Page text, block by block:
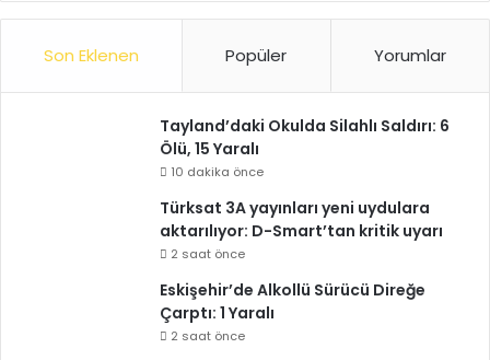
Son Eklenen Popüler Yorumlar
Tayland’daki Okulda Silahlı Saldırı: 6
Ölü, 15 Yaralı
10 dakika önce
Türksat 3A yayınları yeni uydulara
aktarılıyor: D-Smart’tan kritik uyarı
2 saat önce
Eskişehir’de Alkollü Sürücü Direğe
Çarptı: 1 Yaralı
2 saat önce